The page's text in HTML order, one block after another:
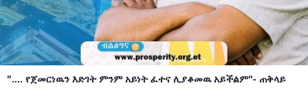
".... የጀመርነዉን እድገት ምንም አይነት ፈተና ሊያቆመዉ አይችልም"- ጠቅላይ